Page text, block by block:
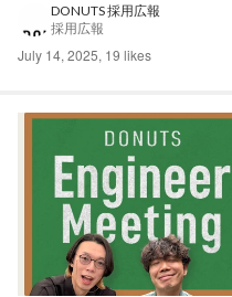
を実施しました。本記事では、
子をレポートします。 2024度の
DONUTS 採用広報
採用広報
July 14, 2025, 19 likes